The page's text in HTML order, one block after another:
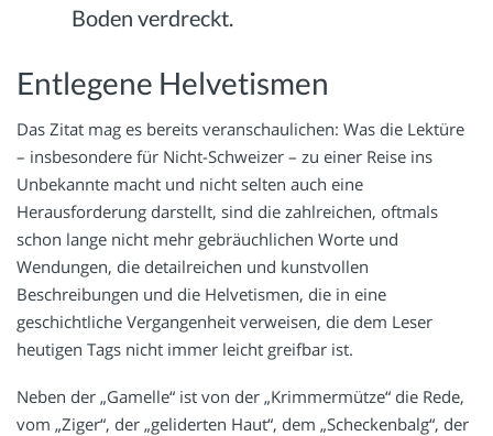
Boden verdreckt.
Entlegene Helvetismen
Das Zitat mag es bereits veranschaulichen: Was die Lektüre
– insbesondere für Nicht-Schweizer – zu einer Reise ins
Unbekannte macht und nicht selten auch eine
Herausforderung darstellt, sind die zahlreichen, oftmals
schon lange nicht mehr gebräuchlichen Worte und
Wendungen, die detailreichen und kunstvollen
Beschreibungen und die Helvetismen, die in eine
geschichtliche Vergangenheit verweisen, die dem Leser
heutigen Tags nicht immer leicht greifbar ist.
Neben der „Gamelle“ ist von der „Krimmermütze“ die Rede,
vom „Ziger“, der „geliderten Haut“, dem „Scheckenbalg“, der